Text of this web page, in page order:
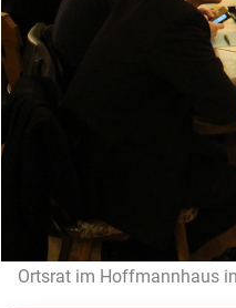
Ortsrat im Hoffmannhaus